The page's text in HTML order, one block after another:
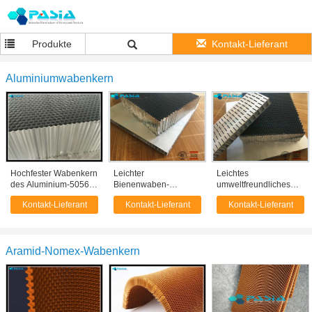
Produkte Kontakt-Lieferant
Aluminiumwabenkern
Hochfester Wabenkern
des Aluminium-5056
für Luftfahrtindustrie
Kontakt-Lieferant
Leichter
Bienenwaben-
Mittellage-Kleber-
verbundenes
Kontakt-Lieferant
Leichtes
umweltfreundliches
Aluminiumbienenwaben-
Material mit
Kontakt-Lieferant
Aramid-Nomex-Wabenkern